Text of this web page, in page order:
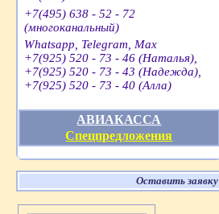
+7(495) 638 - 52 - 72
(многоканальный)
Whatsapp, Telegram, Max
+7(925) 520 - 73 - 46 (Наталья),
+7(925) 520 - 73 - 43 (Надежда),
+7(925) 520 - 73 - 40 (Алла)
АВИАКАССА
Спецпредложения
Оставить заявку